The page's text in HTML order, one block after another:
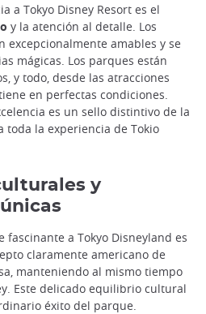
a Tokyo Disney Resort es el
y la atención al detalle. Los
excepcionalmente amables y se
mágicas. Los parques están
y todo, desde las atracciones
en perfectas condiciones.
es un sello distintivo de la
toda la experiencia de Tokio
y
fascinante a Tokyo Disneyland es
claramente americano de
manteniendo al mismo tiempo
Este delicado equilibrio cultural
éxito del parque.